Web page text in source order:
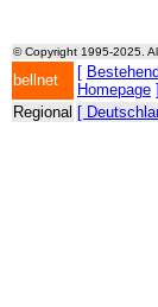
© Copyright 1995-2025.
bellnet [
Homepage
Regional [